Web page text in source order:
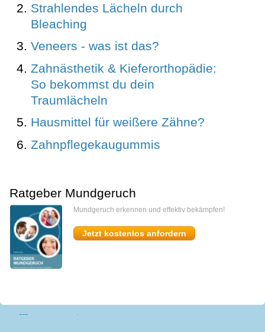
Strahlendes Lächeln durch
Bleaching
Veneers - was ist das?
Zahnästhetik & Kieferorthopädie:
So bekommst du dein
Traumlächeln
Hausmittel für weißere Zähne?
Zahnpflegekaugummis
Ratgeber Mundgeruch
Mundgeruch erkennen und effektiv bekämpfen!
Jetzt kostenlos anfordern